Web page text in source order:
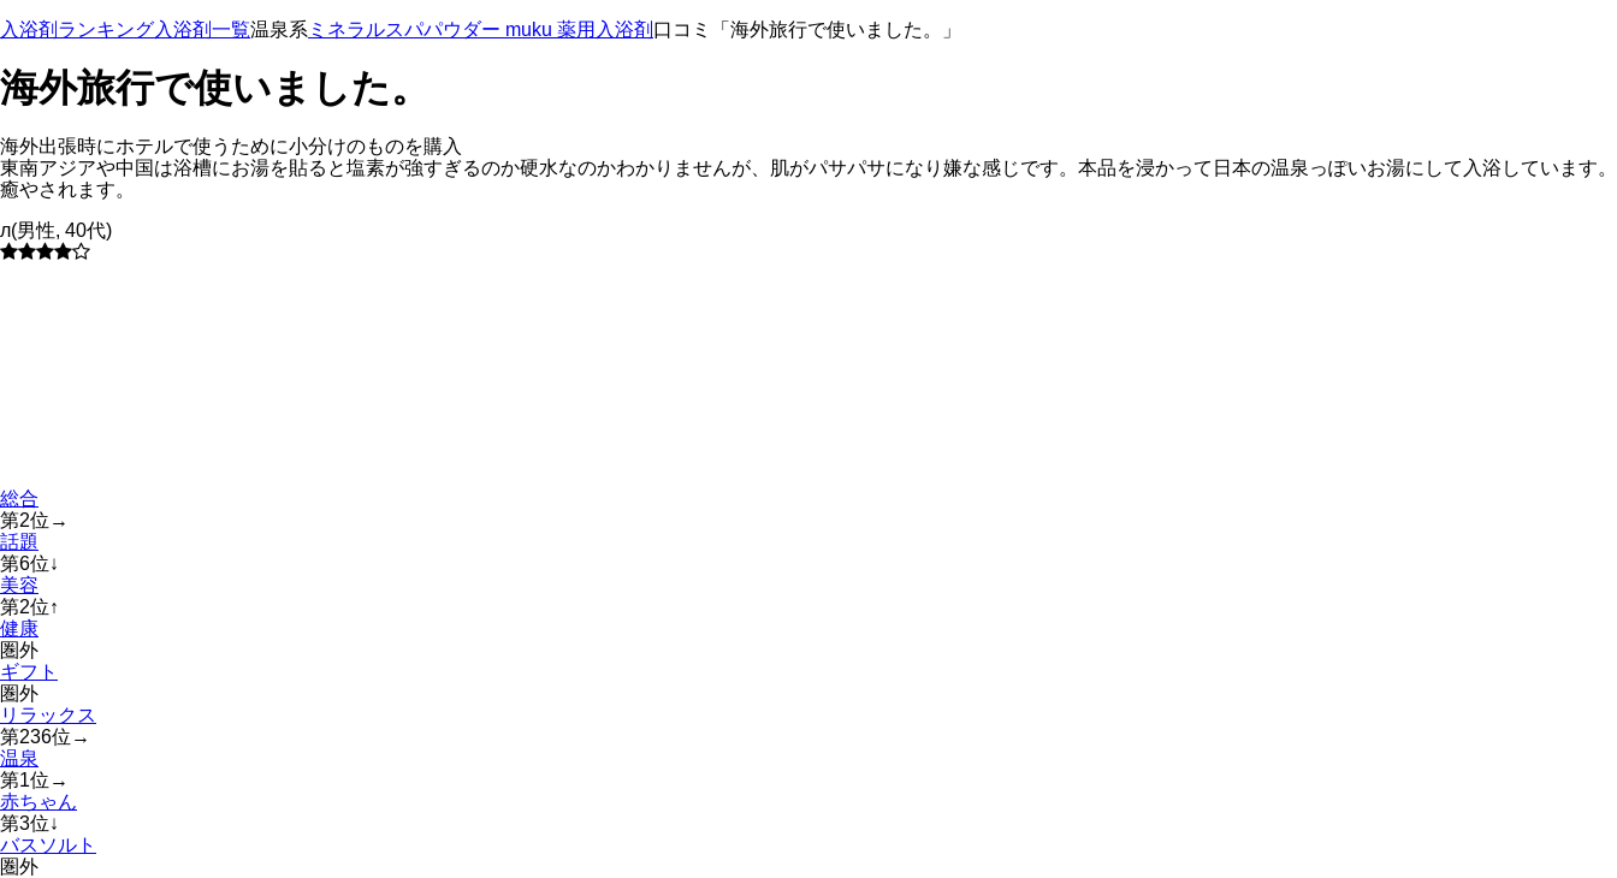
入浴剤ランキング入浴剤一覧温泉系 ミネラルスパパウダー muku 薬用入浴剤 口コミ「海外旅行で使いました。」
海外旅行で使いました。
海外出張時にホテルで使うために小分けのものを購入
東南アジアや中国は浴槽にお湯を貼ると塩素が強すぎるのか硬水なのかわかりませんが、肌がパサパサになり嫌な感じです。本品を浸かって日本の温泉っぽいお湯にして入浴しています。
癒やされます。
л(男性, 40代)
総合
第2位 →
話題
第6位↓
美容
第2位↑
健康
圏外
ギフト
圏外
リラックス
第236位 →
温泉
第1位 →
赤ちゃん
第3位↓
バスソルト
圏外